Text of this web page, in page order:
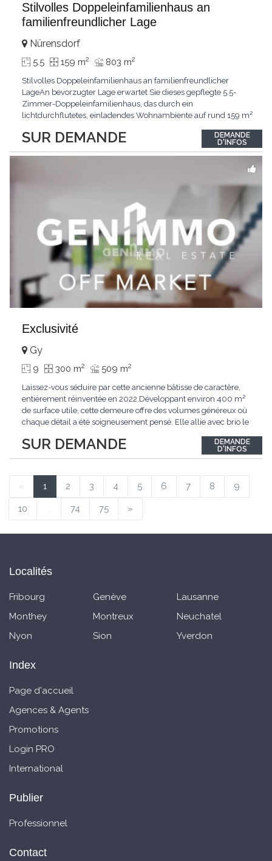
Stilvolles Doppeleinfamilienhaus an
familienfreundlicher Lage
SUR DEMANDE
Nürensdorf
5.5 159 m2 803 m2
Stilvolles Doppeleinfamilienhaus an familienfreundlicher
LageAn bevorzugter Lage erwartet Sie dieses gepflegte 5.5-
Zimmer-Doppeleinfamilienhaus, das durch ein
lichtdurchflutetes, einladendes Wohnambiente auf rund 159 m²
Liegenschaft in einem hervorragenden Zustand und vereint
zeitgemässen Wohnkomfort perfekt mit nachhaltiger
DEMANDE
D'INFOS
Exclusivité
SUR DEMANDE
Gy
9 300 m2 509 m2
Laissez-vous séduire par cette ancienne bâtisse de caractère,
entièrement réinventée en 2022.Développant environ 400 m²
de surface utile, cette demeure offre des volumes généreux où
chaque détail a été soigneusement pensé. Elle allie avec brio le
contemporaines. Sa distribution harmonieuse et fonctionnelle a
été conçue pour répondre...
DEMANDE
D'INFOS
« 1 2 3 4 5 6 7 8 9
10 ... 74 75 »
Localités
Fribourg Genève
Lausanne
Monthey
Montreux
Neuchatel
Nyon
Sion Yverdon
Index
Page d'accueil
Agences & Agents
Promotions
Login PRO
International
Publier
Professionnel
Contact